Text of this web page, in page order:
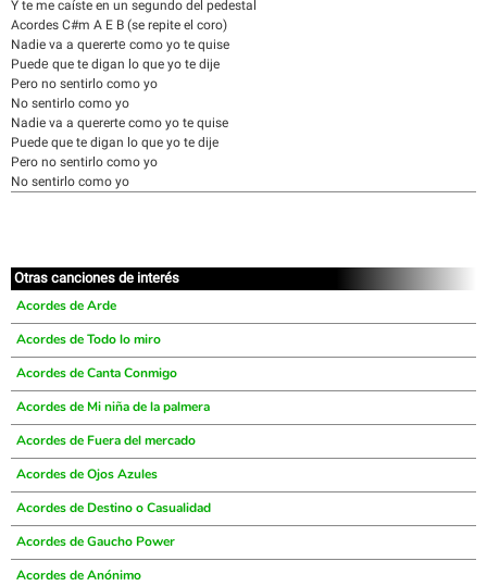
Y te me caíste en un segundo del pedestal
Acordes C#m A E B (se repite el coro)
Nadie va a querertе como yo te quise
Puedе que te digan lo que yo te dije
Pero no sentirlo como yo
No sentirlo como yo
Nadie va a quererte como yo te quise
Puede que te digan lo que yo te dije
Pero no sentirlo como yo
No sentirlo como yo
Otras canciones de interés
Acordes de Arde
Acordes de Todo lo miro
Acordes de Canta Conmigo
Acordes de Mi niña de la palmera
Acordes de Fuera del mercado
Acordes de Ojos Azules
Acordes de Destino o Casualidad
Acordes de Gaucho Power
Acordes de Anónimo